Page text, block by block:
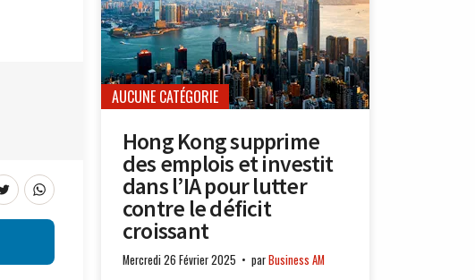
AUCUNE CATÉGORIE
Hong Kong supprime
des emplois et investit
dans l’IA pour lutter
contre le déficit
croissant
Mercredi 26 Février 2025 parBusiness AM